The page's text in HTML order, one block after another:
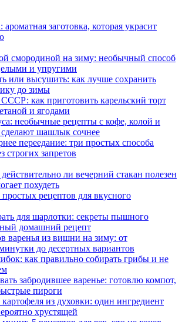
заготовка, которая украсит
смородиной на зиму: необычный способ
и упругими
или высушить: как лучше сохранить
до зимы
как приготовить карельский торт
и ягодами
необычные рецепты с кофе, колой и
шашлык сочнее
переедание: три простых способа
строгих запретов
ли вечерний стакан полезен
похудеть
рецептов для вкусного
для шарлотки: секреты пышного
домашний рецепт
варенья из вишни на зиму: от
до десертных вариантов
как правильно собирать грибы и не
забродившее варенье: готовлю компот,
пироги
из духовки: один ингредиент
хрустящей